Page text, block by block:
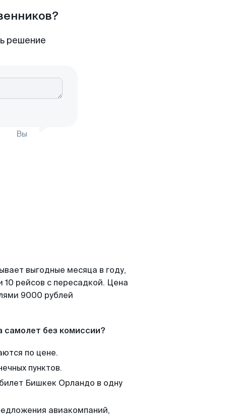
решение
Вы
выгодные месяца в году,
рейсов с пересадкой. Цена
9000 рублей
самолет без комиссии?
по цене.
пунктов.
Бишкек Орландо в одну
авиакомпаний,